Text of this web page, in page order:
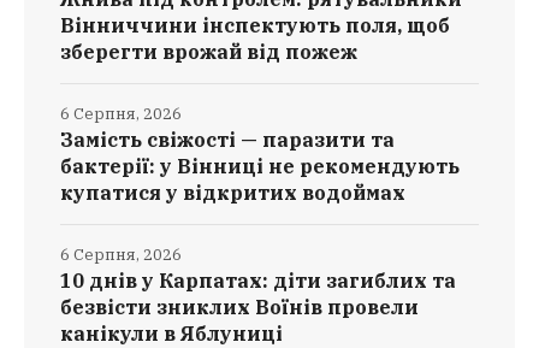
Вінниччини інспектують поля, щоб
зберегти врожай від пожеж
Замість свіжості — паразити та
бактерії: у Вінниці не рекомендують
купатися у відкритих водоймах
6 Серпня, 2026
10 днів у Карпатах: діти загиблих та
безвісти зниклих Воїнів провели
канікули в Яблуниці
6 Серпня, 2026